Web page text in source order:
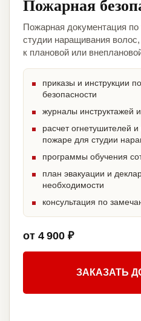
Пожарная
Пожарная документация
студии наращивания
к плановой или
приказы и инструкции
безопасности
журналы инструктажей
расчет огнетушителей
пожаре для студии
программы обучения
план эвакуации и
необходимости
консультация по
от 4 900 ₽
ЗАКАЗАТЬ